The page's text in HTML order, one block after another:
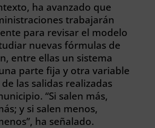
ha avanzado que
trabajarán
para revisar el modelo
nuevas fórmulas de
entre ellas un sistema
parte fija y otra variable
las salidas realizadas
“Si salen más,
y si salen menos,
ha señalado.